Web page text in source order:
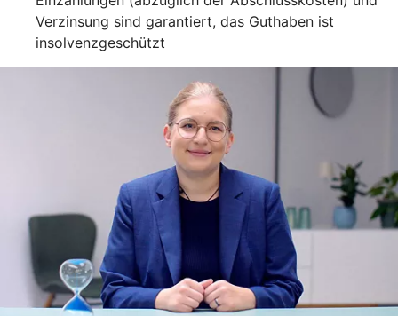
Verzinsung sind garantiert, das Guthaben ist
insolvenzgeschützt